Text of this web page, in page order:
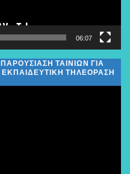
06:07
ΤΑΙΝΙΩΝ ΓΙΑ
ΤΗΛΕΟΡΑΣΗ